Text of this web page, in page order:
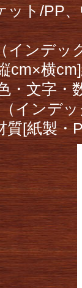
ット/PP
インデッ
cm×横
・文字・
インデ
質[紙製・